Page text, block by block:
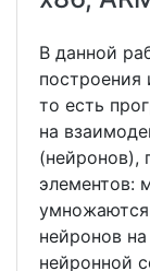
В данной
построения
то есть
на
(нейронов),
элементов:
нейронов
нейронной